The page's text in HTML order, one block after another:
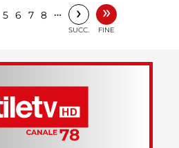
5 6 7 8 … ›
SUCC.
»
FINE